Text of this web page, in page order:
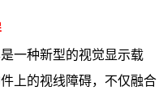
一种新型的视觉显示载
上的视线障碍，不仅融合